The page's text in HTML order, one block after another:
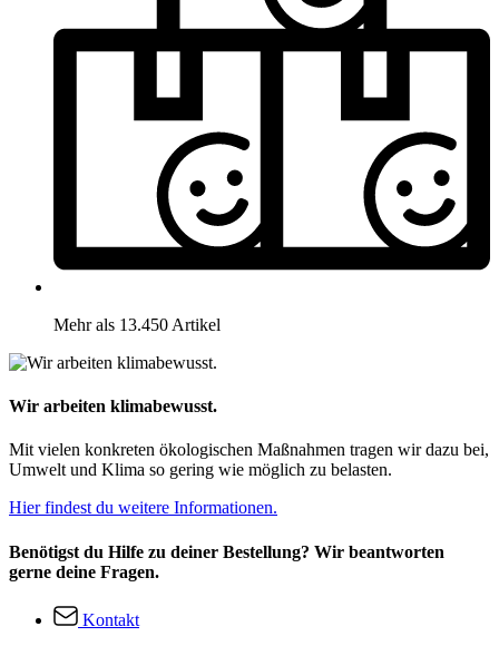
Mehr als 13.450 Artikel
Wir arbeiten klimabewusst.
Mit vielen konkreten ökologischen Maßnahmen tragen wir dazu bei,
Umwelt und Klima so gering wie möglich zu belasten.
Hier findest du weitere Informationen.
Benötigst du Hilfe zu deiner Bestellung? Wir beantworten
gerne deine Fragen.
Kontakt